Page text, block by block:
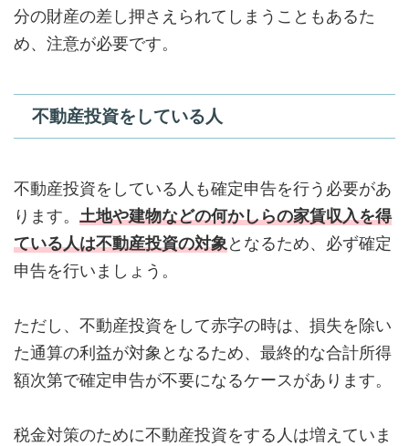
分の財産の差し押さえられてしまうこともあるた
め、注意が必要です。
不動産投資をしている人
不動産投資をしている人も確定申告を行う必要があ
ります。 土地や建物などの何かしらの家賃収入を得
ている人は不動産投資の対象となるため、必ず確定
申告を行いましょう。
ただし、不動産投資をして赤字の時は、損失を除い
た通算の利益が対象となるため、最終的な合計所得
額次第で確定申告が不要になるケースがあります。
税金対策のために不動産投資をする人は増えていま